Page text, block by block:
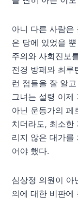
아니 다른 사람은
은 당에 있었을
주의와 사회진보
전경 방패와 최루
런 점들을 잘 알
그녀는 설령 이제
아닌 운동가의 페
치더라도, 최소한
리지 않은 대가를
어야 했다.
심상정 의원이 아
의에 대한 비판에